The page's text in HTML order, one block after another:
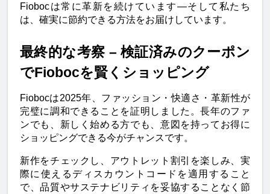
Fiobocは常に革新を続けています—そして私たち
は、確実に節約できる方法をお届けしています。
最終的な考察 – 検証済みのクーポン
でFiobocを賢くショッピング
Fiobocは2025年、ファッション・快適さ・革新性が
完璧に調和できることを証明しました。長年のファ
ンでも、新しく始める方でも、意図を持ってお得に
ショッピングできる今がチャンスです。
新作をチェックし、アウトレット割引を楽しみ、実
際に使えるディスカウントコードを適用すること
で、品質やサステナビリティを妥協することなく節